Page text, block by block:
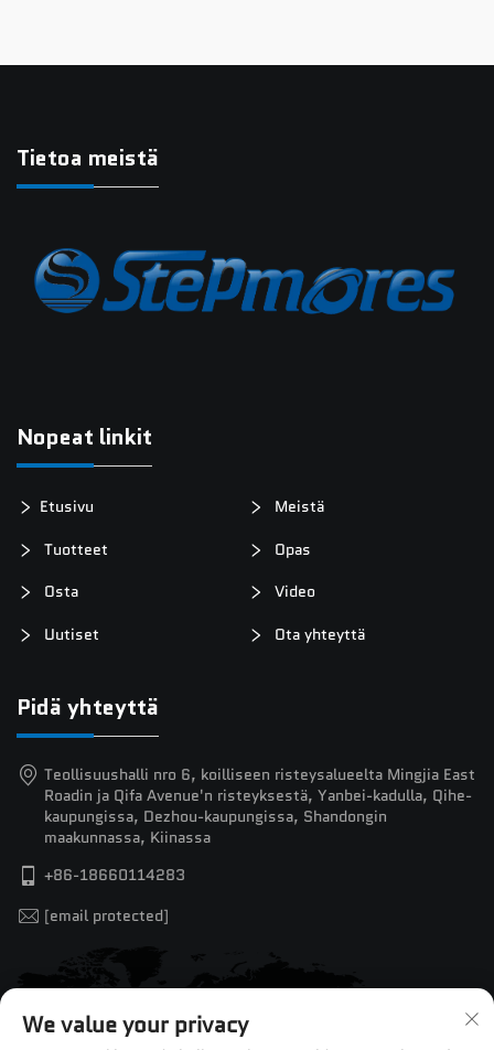
Tietoa meistä
Nopeat linkit
Etusivu
Meistä
Tuotteet
Opas
Osta
Video
Uutiset
Ota yhteyttä
Pidä yhteyttä
Teollisuushalli nro 6, koilliseen risteysalueelta Mingjia East
Roadin ja Qifa Avenue'n risteyksestä, Yanbei-kadulla, Qihe-
kaupungissa, Dezhou-kaupungissa, Shandongin
maakunnassa, Kiinassa
+86-18660114283
[email protected]
We value your privacy